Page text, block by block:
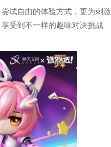
试自由的体验方式，更为刺激
受到不一样的趣味对决挑战